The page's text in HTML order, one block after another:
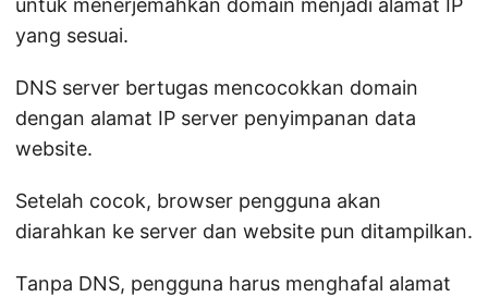
untuk menerjemahkan domain menjadi alamat IP
yang sesuai.
DNS server bertugas mencocokkan domain
dengan alamat IP server penyimpanan data
website.
Setelah cocok, browser pengguna akan
diarahkan ke server dan website pun ditampilkan.
Tanpa DNS, pengguna harus menghafal alamat